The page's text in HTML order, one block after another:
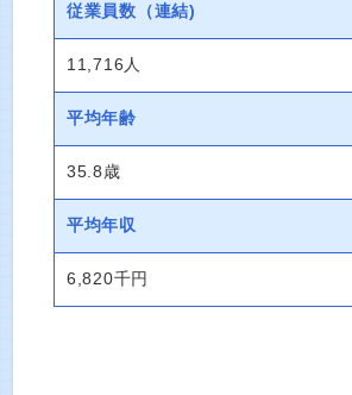
従業員数 （連結)
11,716人
平均年齢
35.8歳
平均年収
6,820千円